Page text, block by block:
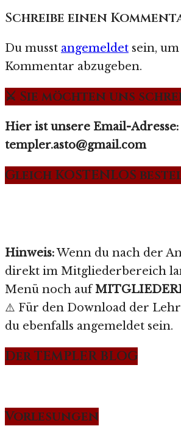
Schreibe einen
Du musst angemeldet sein,
Kommentar abzugeben.
⚔️ Sie möchten uns
Hier ist unsere Email-Adresse:
templer.asto@gmail.com
Gleich KOSTENLOS
Hinweis:Wenn du nach der
direkt im Mitgliederbereich
Menü noch auf
⚠️ Für den Download der
du ebenfalls angemeldet sein.
Der TEMPLER BLOG
Vorlesungen